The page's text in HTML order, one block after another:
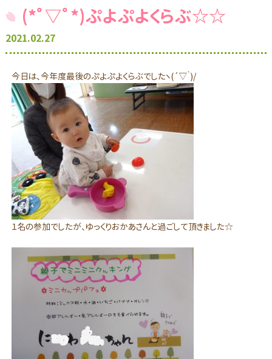
(*ﾟ▽ﾟ*)ぷよぷよくらぶ☆☆
2021.02.27
今日は、今年度最後のぷよぷよくらぶでしたヽ(´▽｀)/
１名の参加でしたが、ゆっくりおかあさんと過ごして頂きました☆